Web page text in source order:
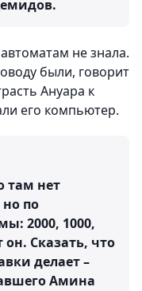
не знала.
были, говорит
Ануара к
его компьютер.
там нет
по
2000, 1000,
он. Сказать, что
делает –
Амина